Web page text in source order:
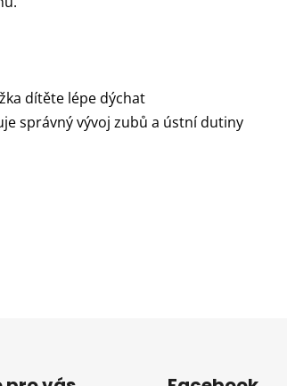
dítěte lépe dýchat
správný vývoj zubů a ústní dutiny